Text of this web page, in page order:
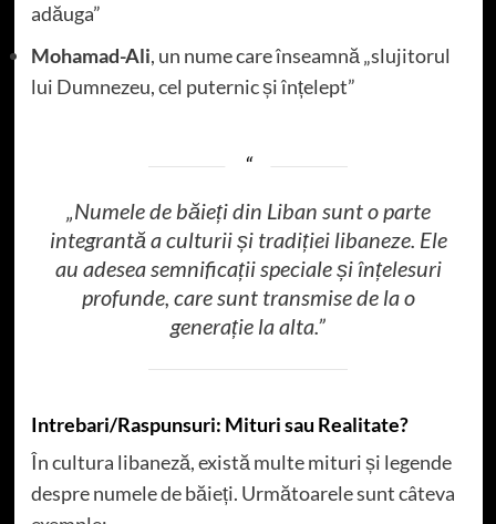
adăuga”
Mohamad-Ali, un nume care înseamnă „slujitorul
lui Dumnezeu, cel puternic și înțelept”
„Numele de băieți din Liban sunt o parte
integrantă a culturii și tradiției libaneze. Ele
au adesea semnificații speciale și înțelesuri
profunde, care sunt transmise de la o
generație la alta.”
Intrebari/Raspunsuri: Mituri sau Realitate?
În cultura libaneză, există multe mituri și legende
despre numele de băieți. Următoarele sunt câteva